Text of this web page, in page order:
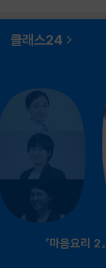
클래스24
『마음요리